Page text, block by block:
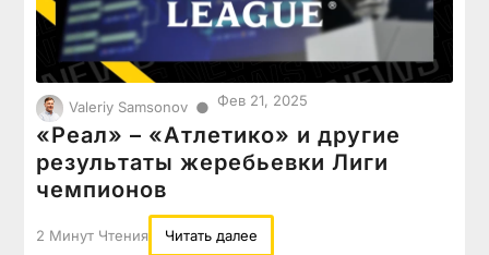
Valeriy Samsonov ● Фев 21, 2025
«Реал» – «Атлетико» и другие
результаты жеребьевки Лиги
чемпионов
2 Минут Чтения Читать далее